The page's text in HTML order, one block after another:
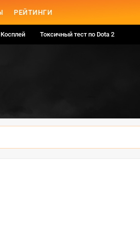
РЕЙТИНГИ
Косплей Токсичный тест по Dota 2